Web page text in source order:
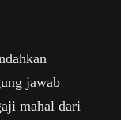
jawab
mahal dari